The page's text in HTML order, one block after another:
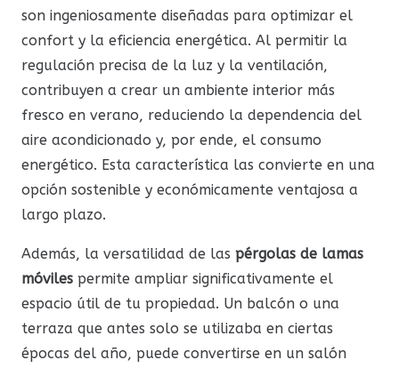
son ingeniosamente diseñadas para optimizar el
confort y la eficiencia energética. Al permitir la
regulación precisa de la luz y la ventilación,
contribuyen a crear un ambiente interior más
fresco en verano, reduciendo la dependencia del
aire acondicionado y, por ende, el consumo
energético. Esta característica las convierte en una
opción sostenible y económicamente ventajosa a
largo plazo.
Además, la versatilidad de las pérgolas de lamas
móviles permite ampliar significativamente el
espacio útil de tu propiedad. Un balcón o una
terraza que antes solo se utilizaba en ciertas
épocas del año, puede convertirse en un salón